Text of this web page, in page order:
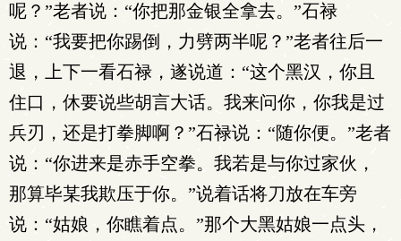
呢？”老者说：“你把那金银全拿去。”石禄
说：“我要把你踢倒，力劈两半呢？”老者往后一
退，上下一看石禄，遂说道：“这个黑汉，你且
住口，休要说些胡言大话。我来问你，你我是过
兵刃，还是打拳脚啊？”石禄说：“随你便。”老者
说：“你进来是赤手空拳。我若是与你过家伙，
那算毕某我欺压于你。”说着话将刀放在车旁
说：“姑娘，你瞧着点。”那个大黑姑娘一点头，